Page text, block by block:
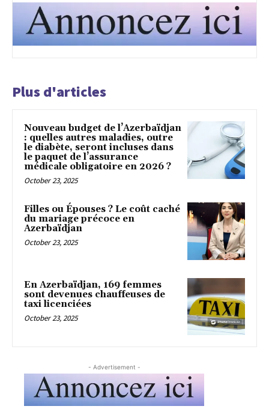
Plus d'articles
Nouveau budget de l’Azerbaïdjan
: quelles autres maladies, outre
le diabète, seront incluses dans
le paquet de l’assurance
médicale obligatoire en 2026 ?
October 23, 2025
Filles ou Épouses ? Le coût caché
du mariage précoce en
Azerbaïdjan
October 23, 2025
En Azerbaïdjan, 169 femmes
sont devenues chauffeuses de
taxi licenciées
October 23, 2025
- Advertisement -